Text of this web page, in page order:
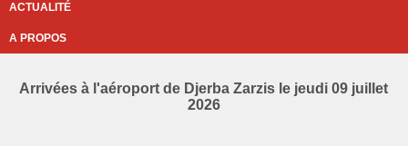
ACTUALITÉ
A PROPOS
Arrivées à l'aéroport de Djerba Zarzis le jeudi 09 juillet
2026